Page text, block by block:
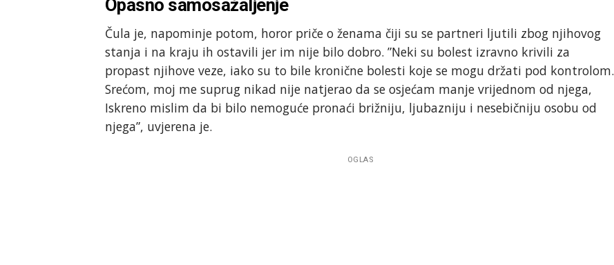
Opasno samosažaljenje
Čula je, napominje potom, horor priče o ženama čiji su se partneri ljutili zbog njihovog
stanja i na kraju ih ostavili jer im nije bilo dobro. ”Neki su bolest izravno krivili za
propast njihove veze, iako su to bile kronične bolesti koje se mogu držati pod kontrolom.
Srećom, moj me suprug nikad nije natjerao da se osjećam manje vrijednom od njega,
Iskreno mislim da bi bilo nemoguće pronaći brižniju, ljubazniju i nesebičniju osobu od
njega”, uvjerena je.
OGLAS